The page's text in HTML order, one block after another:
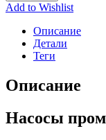
Add to Wishlist
Описание
Детали
Теги
Описание
Насосы